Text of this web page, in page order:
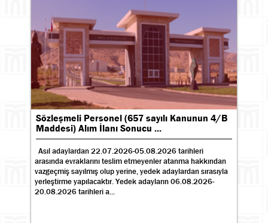
Sözleşmeli Personel (657 sayılı Kanunun 4/B
Maddesi) Alım İlanı Sonucu ...
Asıl adaylardan 22.07.2026-05.08.2026 tarihleri
arasında evraklarını teslim etmeyenler atanma hakkından
vazgeçmiş sayılmış olup yerine, yedek adaylardan sırasıyla
yerleştirme yapılacaktır. Yedek adayların 06.08.2026-
20.08.2026 tarihleri a...